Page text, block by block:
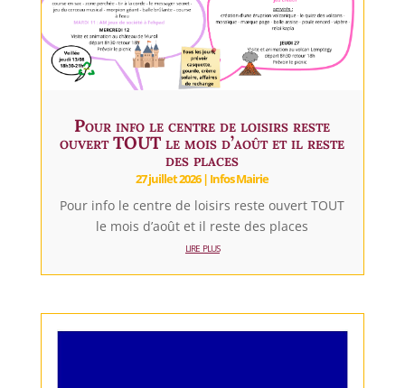
Pour info le centre de loisirs reste
ouvert TOUT le mois d’août et il reste
des places
27 juillet 2026| Infos Mairie
Pour info le centre de loisirs reste ouvert TOUT
le mois d’août et il reste des places
lire plus